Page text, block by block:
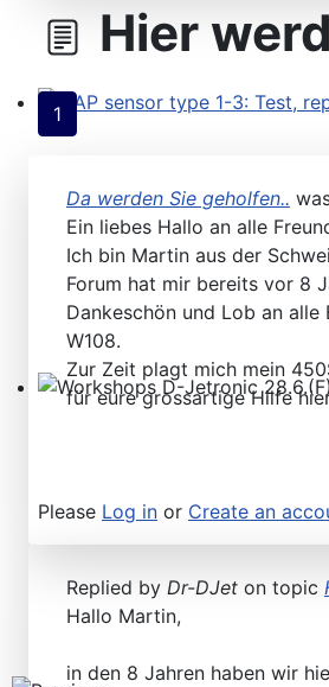
MAP sensor type 1-3: Test,
Workshops D-Jetronic 28.6.(F)/
Hier
1
Da werden Sie geholfen..
Ein liebes Hallo an alle
Ich bin Martin aus der
Forum hat mir bereits vor 8
Dankeschön und Lob an
W108.
Zur Zeit plagt mich mein
für eure grossartige Hilfe
Please Log in or Create an
Replied by Dr-DJet on topic
Hallo Martin,
in den 8 Jahren haben wir